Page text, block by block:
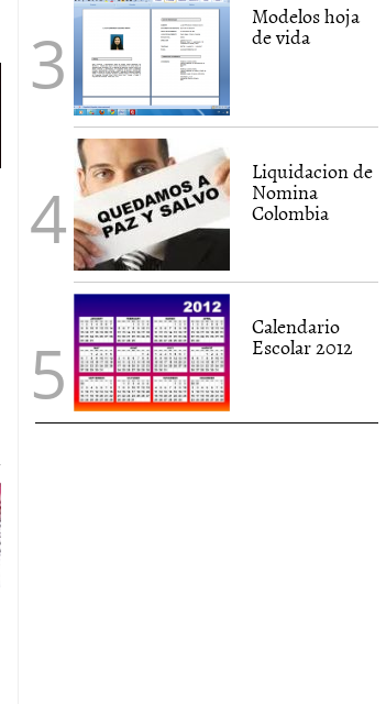
Modelos hoja
de vida
Liquidacion de
Nomina
Colombia
Calendario
Escolar 2012